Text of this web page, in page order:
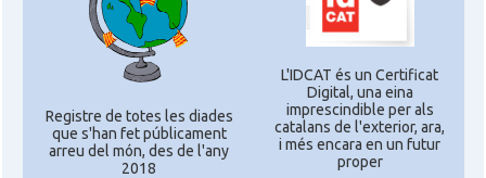
Registre de totes les diades
que s'han fet públicament
arreu del món, des de l'any
2018
L'IDCAT és un Certificat
Digital, una eina
imprescindible per als
catalans de l'exterior, ara,
i més encara en un futur
proper